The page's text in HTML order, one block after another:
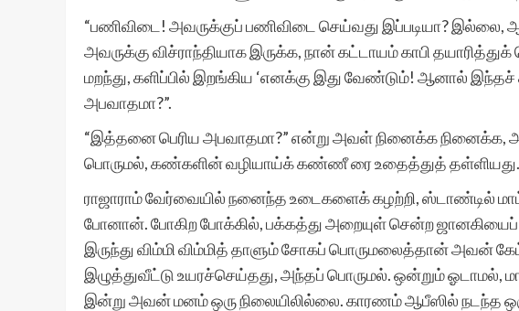
“பணிவிடை! அவருக்குப் பணிவிடை செய்வது இப்படியா? இல்லை,
அவருக்கு விச்ராந்தியாக இருக்க, நான் கட்டாயம் காபி
மறந்து, களிப்பில் இறங்கிய ‘எனக்கு இது வேண்டும்! ஆனால் இந்தச்
அபவாதமா?”.
“இத்தனை பெரிய அபவாதமா?” என்று அவள் நினைக்க நினைக்க,
பொருமல், கண்களின் வழியாய்க் கண்ணீ ரை உதைத்துத் தள்ளியது.
ராஜாராம் வேர்வையில் நனைந்த உடைகளைக் கழற்றி, ஸ்டாண்டில்
போனான். போகிற போக்கில், பக்கத்து அறையுள் சென்ற
இருந்து விம்மி விம்மித் தாளும் சோகப் பொருமலைத்தான் அவன்
இழுத்துவீட்டு உயரச்செய்தது, அந்தப் பொருமல். ஒன்றும் ஓடாமல்,
இன்று அவன் மனம் ஒரு நிலையிலில்லை. காரணம் ஆபீஸில் நடந்த